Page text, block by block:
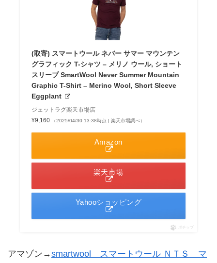
(取寄) スマートウール ネバー サマー マウンテン
グラフィック T-シャツ – メリノ ウール, ショート
スリーブ SmartWool Never Summer Mountain
Graphic T-Shirt – Merino Wool, Short Sleeve
Eggplant
ジェットラグ楽天市場店
¥9,160
（2025/04/30 13:38時点 | 楽天市場調べ）
Amazon
楽天市場
Yahooショッピング
ポチップ
アマゾン→smartwool スマートウール ＮＴＳ マ